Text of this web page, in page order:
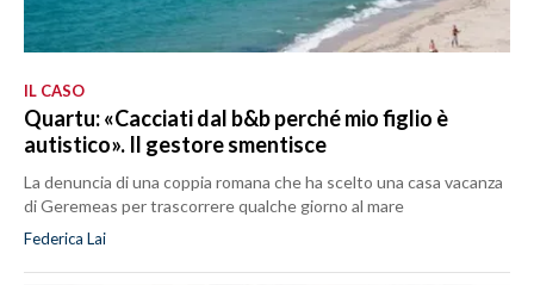
IL CASO
Quartu: «Cacciati dal b&b perché mio figlio è
autistico». Il gestore smentisce
La denuncia di una coppia romana che ha scelto una casa vacanza
di Geremeas per trascorrere qualche giorno al mare
Federica Lai